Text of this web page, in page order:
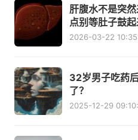
肝腹水不是突
点别等肚子鼓
2026-03-22
32岁男子吃药
了？
2025-12-29